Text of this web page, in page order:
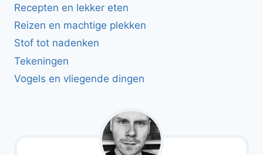
Recepten en lekker eten
Reizen en machtige plekken
Stof tot nadenken
Tekeningen
Vogels en vliegende dingen